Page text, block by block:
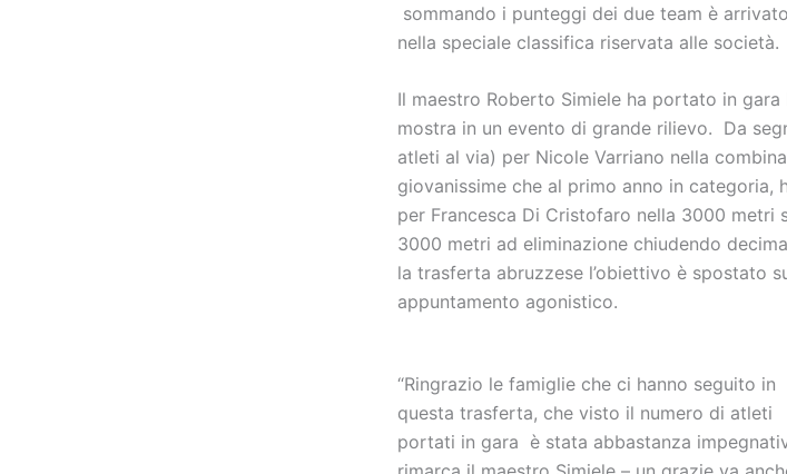
sommando i punteggi dei due team è
nella speciale classifica riservata alle società.
Il maestro Roberto Simiele ha portato in
mostra in un evento di grande rilievo. Da
atleti al via) per Nicole Varriano nella
giovanissime che al primo anno in categoria,
per Francesca Di Cristofaro nella 3000 metri
3000 metri ad eliminazione chiudendo
la trasferta abruzzese l’obiettivo è spostato
appuntamento agonistico.
“Ringrazio le famiglie che ci hanno seguito in
questa trasferta, che visto il numero di atleti
portati in gara è stata abbastanza